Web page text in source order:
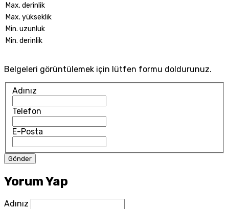
Max. derinlik
Max. yükseklik
Min. uzunluk
Min. derinlik
Belgeleri görüntülemek için lütfen formu doldurunuz.
Adınız
Telefon
E-Posta
Yorum Yap
Adınız